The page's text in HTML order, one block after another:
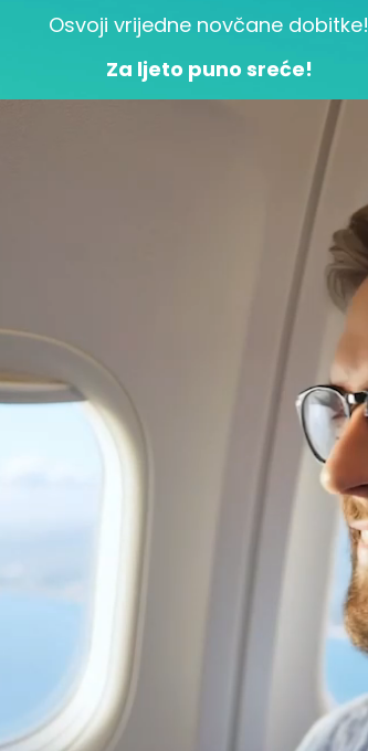
Osvoji vrijedne novčane dobitke!
Za ljeto puno sreće!